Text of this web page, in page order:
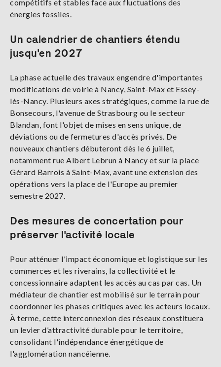
compétitifs et stables face aux fluctuations des
énergies fossiles.
Un calendrier de chantiers étendu
jusqu'en 2027
La phase actuelle des travaux engendre d'importantes
modifications de voirie à Nancy, Saint-Max et Essey-
lès-Nancy. Plusieurs axes stratégiques, comme la rue de
Bonsecours, l'avenue de Strasbourg ou le secteur
Blandan, font l'objet de mises en sens unique, de
déviations ou de fermetures d'accès privés. De
nouveaux chantiers débuteront dès le 6 juillet,
notamment rue Albert Lebrun à Nancy et sur la place
Gérard Barrois à Saint-Max, avant une extension des
opérations vers la place de l'Europe au premier
semestre 2027.
Des mesures de concertation pour
préserver l'activité locale
Pour atténuer l'impact économique et logistique sur les
commerces et les riverains, la collectivité et le
concessionnaire adaptent les accès au cas par cas. Un
médiateur de chantier est mobilisé sur le terrain pour
coordonner les phases critiques avec les acteurs locaux.
À terme, cette interconnexion des réseaux constituera
un levier d’attractivité durable pour le territoire,
consolidant l'indépendance énergétique de
l'agglomération nancéienne.